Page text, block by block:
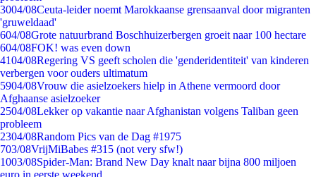
3004/08Ceuta-leider noemt Marokkaanse grensaanval door migranten
'gruweldaad'
604/08Grote natuurbrand Boschhuizerbergen groeit naar 100 hectare
604/08FOK! was even down
4104/08Regering VS geeft scholen die 'genderidentiteit' van kinderen
verbergen voor ouders ultimatum
5904/08Vrouw die asielzoekers hielp in Athene vermoord door
Afghaanse asielzoeker
2504/08Lekker op vakantie naar Afghanistan volgens Taliban geen
probleem
2304/08Random Pics van de Dag #1975
703/08VrijMiBabes #315 (not very sfw!)
1003/08Spider-Man: Brand New Day knalt naar bijna 800 miljoen
euro in eerste weekend